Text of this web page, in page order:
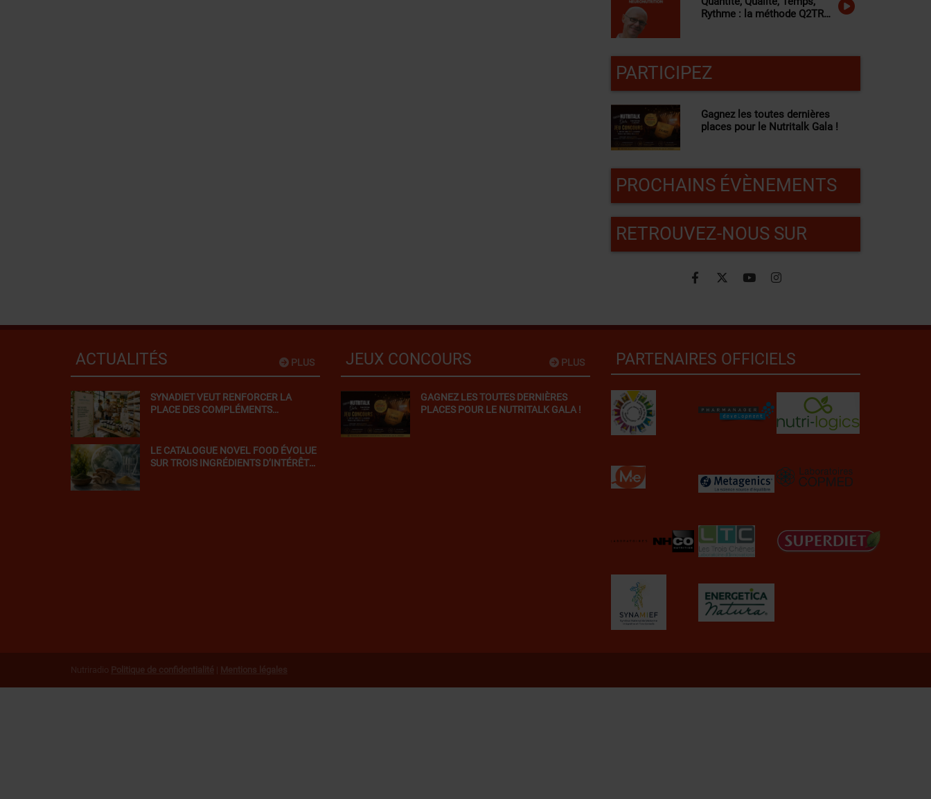
Rythme : la méthode Q2TR
PARTICIPEZ
Gagnez les toutes dernières
places pour le Nutritalk Gala !
PROCHAINS ÉVÈNEMENTS
RETROUVEZ-NOUS SUR
PLUS
ACTUALITÉS
SYNADIET VEUT RENFORCER LA
PLACE DES COMPLÉMENTS
LE CATALOGUE NOVEL FOOD ÉVOLUE
SUR TROIS INGRÉDIENTS D’INTÉRÊT
PLUS
JEUX CONCOURS
GAGNEZ LES TOUTES DERNIÈRES
PLACES POUR LE NUTRITALK GALA !
PARTENAIRES OFFICIELS
Nutriradio Politique de confidentialité Mentions légales